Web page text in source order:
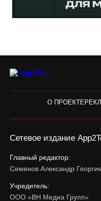
О ПРОЕКТЕ
Сетевое издание
Главный редактор:
Семенов Александр
Учредитель:
ООО «ВН Медиа Групп»